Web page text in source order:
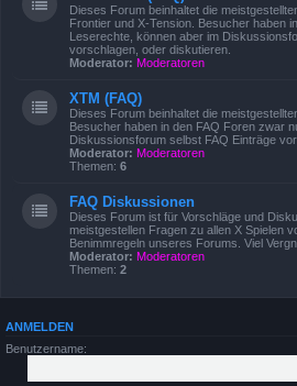
Dieses Forum beinhaltet die
Frontier und X-Tension. Besucher haben
Leserechte, können aber im
vorschlagen, oder diskutieren.
Moderator: Moderatoren
XTM (FAQ)
Dieses Forum beinhaltet die
Besucher haben in den FAQ Foren zwar
Diskussionsforum selbst FAQ Einträge
Moderator: Moderatoren
Themen: 6
FAQ Diskussionen
Dieses Forum ist für Vorschläge und
meistgestellen Fragen zu allen X Spielen
Benimmregeln unseres Forums. Viel
Moderator: Moderatoren
Themen: 2
ANMELDEN
Benutzername: